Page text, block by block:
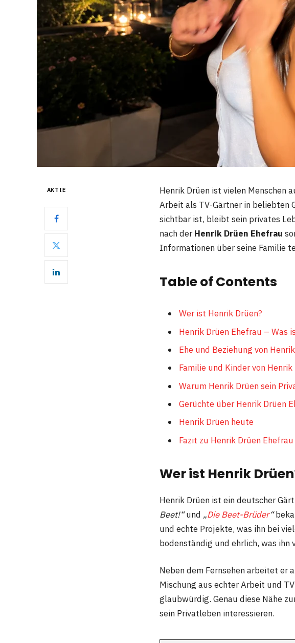
AKTIE
Henrik Drüen ist vielen Menschen
Arbeit als TV-Gärtner in beliebten
sichtbar ist, bleibt sein privates
nach derHenrik Drüen Ehefrau
Informationen über seine Familie
Table of Contents
Wer ist Henrik Drüen?
Henrik Drüen Ehefrau – Was
Ehe und Beziehung von
Familie und Kinder von Henrik
Warum Henrik Drüen sein
Gerüchte über Henrik Drüen
Henrik Drüen heute
Fazit zu Henrik Drüen Ehefrau
Wer ist Henrik
Henrik Drüen ist ein deutscher
Beet!“und „Die Beet-Brüder“
und echte Projekte, was ihn bei
bodenständig und ehrlich, was ihn
Neben dem Fernsehen arbeitet er
Mischung aus echter Arbeit und
glaubwürdig. Genau diese Nähe
sein Privatleben interessieren.